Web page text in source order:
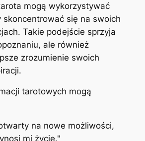
mogą wykorzystywać
skoncentrować się na swoich
Takie podejście sprzyja
ale również
zrozumienie swoich
tarotowych mogą
na nowe możliwości,
mi życie."